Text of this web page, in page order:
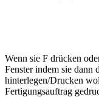
Wenn sie F drücken
Fenster indem sie dann
hinterlegen/Drucken
Fertigungsauftrag